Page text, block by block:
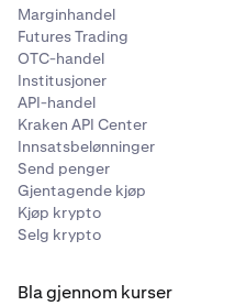
Marginhandel
Futures Trading
OTC-handel
Institusjoner
API-handel
Kraken API Center
Innsatsbelønninger
Send penger
Gjentagende kjøp
Kjøp krypto
Selg krypto
Bla gjennom kurser